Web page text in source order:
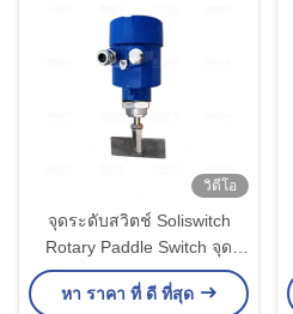
วิดีโอ
จุดระดับสวิตช์ Soliswitch
Rotary Paddle Switch จุด
ระดับการตรวจจับ
หา ราคา ที่ ดี ที่สุด